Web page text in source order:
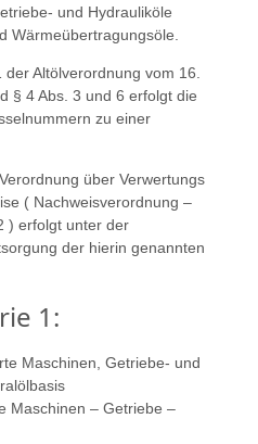
und Hydrauliköle
Wärmeübertragungsöle.
Altölverordnung vom 16.
§ 4 Abs. 3 und 6 erfolgt die
zu einer
über Verwertungs
( Nachweisverordnung –
) erfolgt unter der
der hierin genannten
1:
Maschinen, Getriebe- und
Maschinen – Getriebe –